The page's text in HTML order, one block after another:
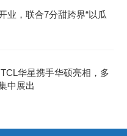
业，联合7分甜跨界“以瓜
华星携手华硕亮相，多
中展出